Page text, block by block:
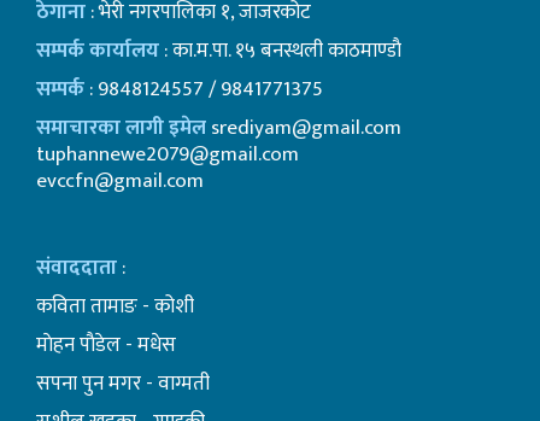
ठेगाना: भेरी नगरपालिका १, जाजरकोट
सम्पर्क कार्यालय: का.म.पा. १५ बनस्थली काठमाण्डाै
सम्पर्क: 9848124557 / 9841771375
समाचारका लागी इमेलsrediyam@gmail.com
tuphannewe2079@gmail.com
evccfn@gmail.com
संवाददाता:
कविता तामाङ - कोशी
माेहन पाैडेल - मधेस
सपना पुन मगर - वाग्मती